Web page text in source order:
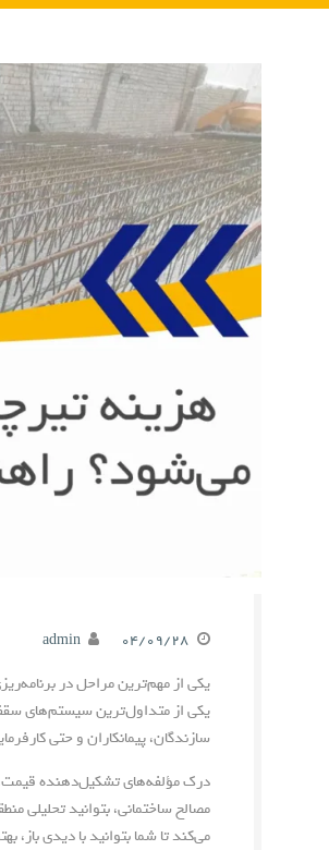
۰۴/۰۹/۲۸ admin
یکی از مهم‌ترین مراحل در
یکی از متداول‌ترین سیستم‌های
سازندگان، پیمانکاران و حتی
درک مؤلفه‌های تشکیل‌دهنده
مصالح ساختمانی، بتوانید تحلیلی
می‌کند تا شما بتوانید با دیدی باز،